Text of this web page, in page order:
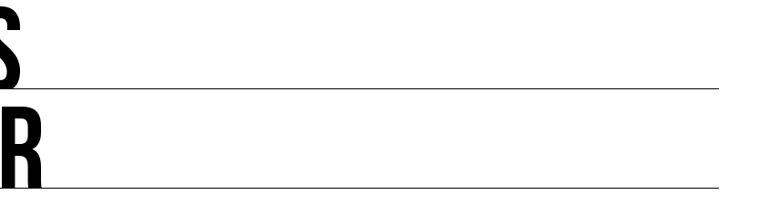
l'art et de l'écologie : manifestations, appels à projets, rencontres...